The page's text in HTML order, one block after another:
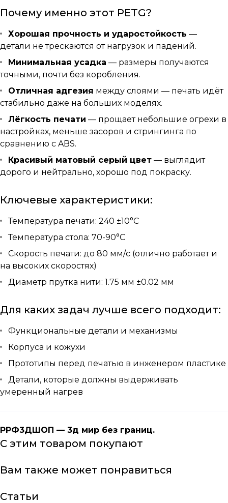
Почему именно этот PETG?
Хорошая прочность и ударостойкость —
детали не трескаются от нагрузок и падений.
Минимальная усадка — размеры получаются
точными, почти без коробления.
Отличная адгезия между слоями — печать идёт
стабильно даже на больших моделях.
Лёгкость печати — прощает небольшие огрехи в
настройках, меньше засоров и стрингинга по
сравнению с ABS.
Красивый матовый серый цвет — выглядит
дорого и нейтрально, хорошо под покраску.
Ключевые характеристики:
Температура печати: 240 ±10°C
Температура стола: 70-90°C
Скорость печати: до 80 мм/с (отлично работает и
на высоких скоростях)
Диаметр прутка нити: 1.75 мм ±0.02 мм
Для каких задач лучше всего подходит:
Функциональные детали и механизмы
Корпуса и кожухи
Прототипы перед печатью в инженером пластике
Детали, которые должны выдерживать
умеренный нагрев
РРФ3ДШОП — 3д мир без границ.
С этим товаром покупают
Вам также может понравиться
Статьи